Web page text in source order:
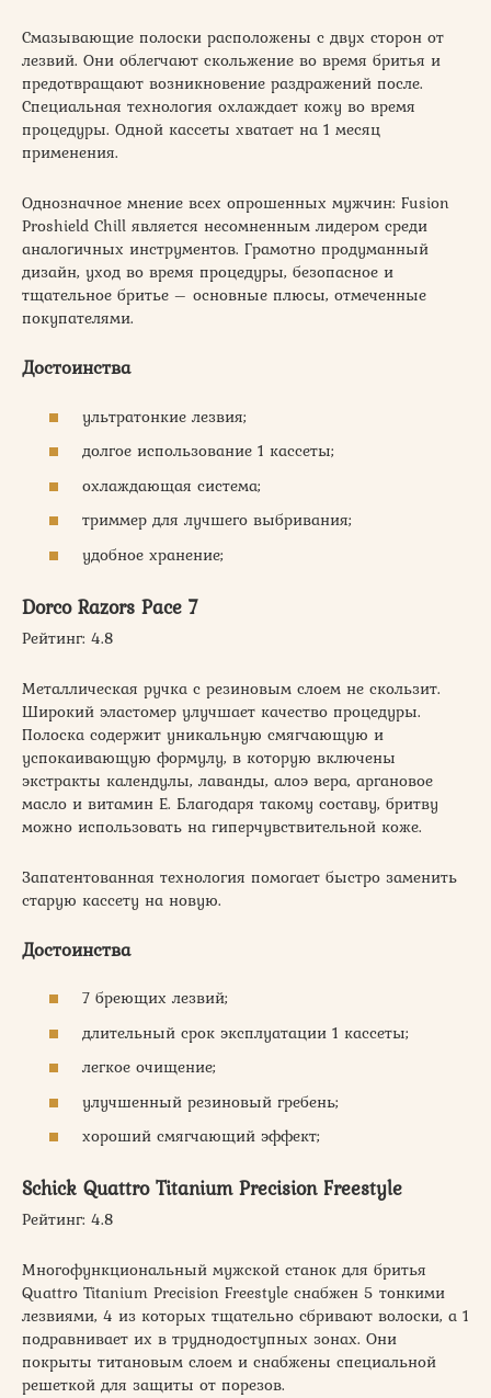
Смазывающие полоски расположены с двух сторон от
лезвий. Они облегчают скольжение во время бритья и
предотвращают возникновение раздражений после.
Специальная технология охлаждает кожу во время
процедуры. Одной кассеты хватает на 1 месяц
применения.
Однозначное мнение всех опрошенных мужчин: Fusion
Proshield Chill является несомненным лидером среди
аналогичных инструментов. Грамотно продуманный
дизайн, уход во время процедуры, безопасное и
тщательное бритье – основные плюсы, отмеченные
покупателями.
Достоинства
ультратонкие лезвия;
долгое использование 1 кассеты;
охлаждающая система;
триммер для лучшего выбривания;
удобное хранение;
Dorco Razors Pace 7
Рейтинг: 4.8
Металлическая ручка с резиновым слоем не скользит.
Широкий эластомер улучшает качество процедуры.
Полоска содержит уникальную смягчающую и
успокаивающую формулу, в которую включены
экстракты календулы, лаванды, алоэ вера, аргановое
масло и витамин Е. Благодаря такому составу, бритву
можно использовать на гиперчувствительной коже.
Запатентованная технология помогает быстро заменить
старую кассету на новую.
Достоинства
7 бреющих лезвий;
длительный срок эксплуатации 1 кассеты;
легкое очищение;
улучшенный резиновый гребень;
хороший смягчающий эффект;
Schick Quattro Titanium Precision Freestyle
Рейтинг: 4.8
Многофункциональный мужской станок для бритья
Quattro Titanium Precision Freestyle снабжен 5 тонкими
лезвиями, 4 из которых тщательно сбривают волоски, а 1
подравнивает их в труднодоступных зонах. Они
покрыты титановым слоем и снабжены специальной
решеткой для защиты от порезов.